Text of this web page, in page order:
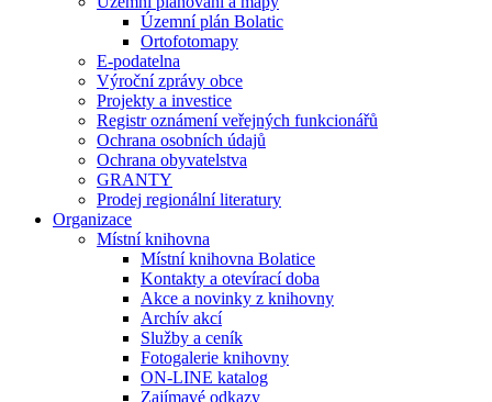
Územní plán Bolatic
Ortofotomapy
E-podatelna
Výroční zprávy obce
Projekty a investice
Registr oznámení veřejných funkcionářů
Ochrana osobních údajů
Ochrana obyvatelstva
GRANTY
Prodej regionální literatury
Organizace
Místní knihovna
Místní knihovna Bolatice
Kontakty a otevírací doba
Akce a novinky z knihovny
Archív akcí
Služby a ceník
Fotogalerie knihovny
ON-LINE katalog
Zajímavé odkazy